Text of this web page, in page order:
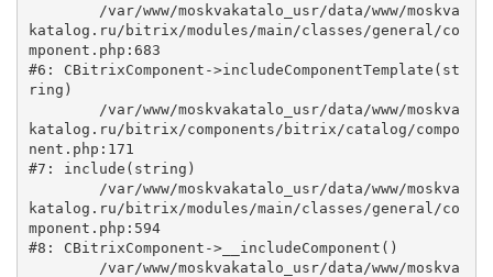
katalog.ru/bitrix/modules/main/classes/general/co
mponent.php:683
#6: CBitrixComponent->includeComponentTemplate(st
ring)
katalog.ru/bitrix/components/bitrix/catalog/compo
nent.php:171
#7: include(string)
katalog.ru/bitrix/modules/main/classes/general/co
mponent.php:594
#8: CBitrixComponent->__includeComponent()